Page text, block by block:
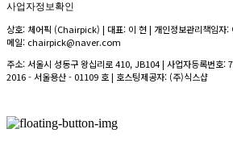
사업자정보확인
상호: 체어픽 (Chairpick) | 대표: 이 현 | 개인정보관리책임자
메일: chairpick@naver.com
주소: 서울시 성동구 왕십리로 410, JB104 | 사업자등록번호:
2016 - 서울용산 - 01109 호| 호스팅제공자: (주)식스샵